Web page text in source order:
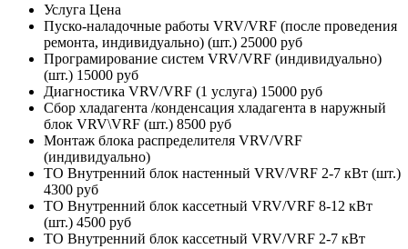
Услуга Цена
Пуско-наладочные работы VRV/VRF (после проведения
ремонта, индивидуально) (шт.) 25000 руб
Програмирование систем VRV/VRF (индивидуально)
(шт.) 15000 руб
Диагностика VRV/VRF (1 услуга) 15000 руб
Сбор хладагента /конденсация хладагента в наружный
блок VRV\VRF (шт.) 8500 руб
Монтаж блока распределителя VRV/VRF
(индивидуально)
ТО Внутренний блок настенный VRV/VRF 2-7 кВт (шт.)
4300 руб
ТО Внутренний блок кассетный VRV/VRF 8-12 кВт
(шт.) 4500 руб
ТО Внутренний блок кассетный VRV/VRF 2-7 кВт